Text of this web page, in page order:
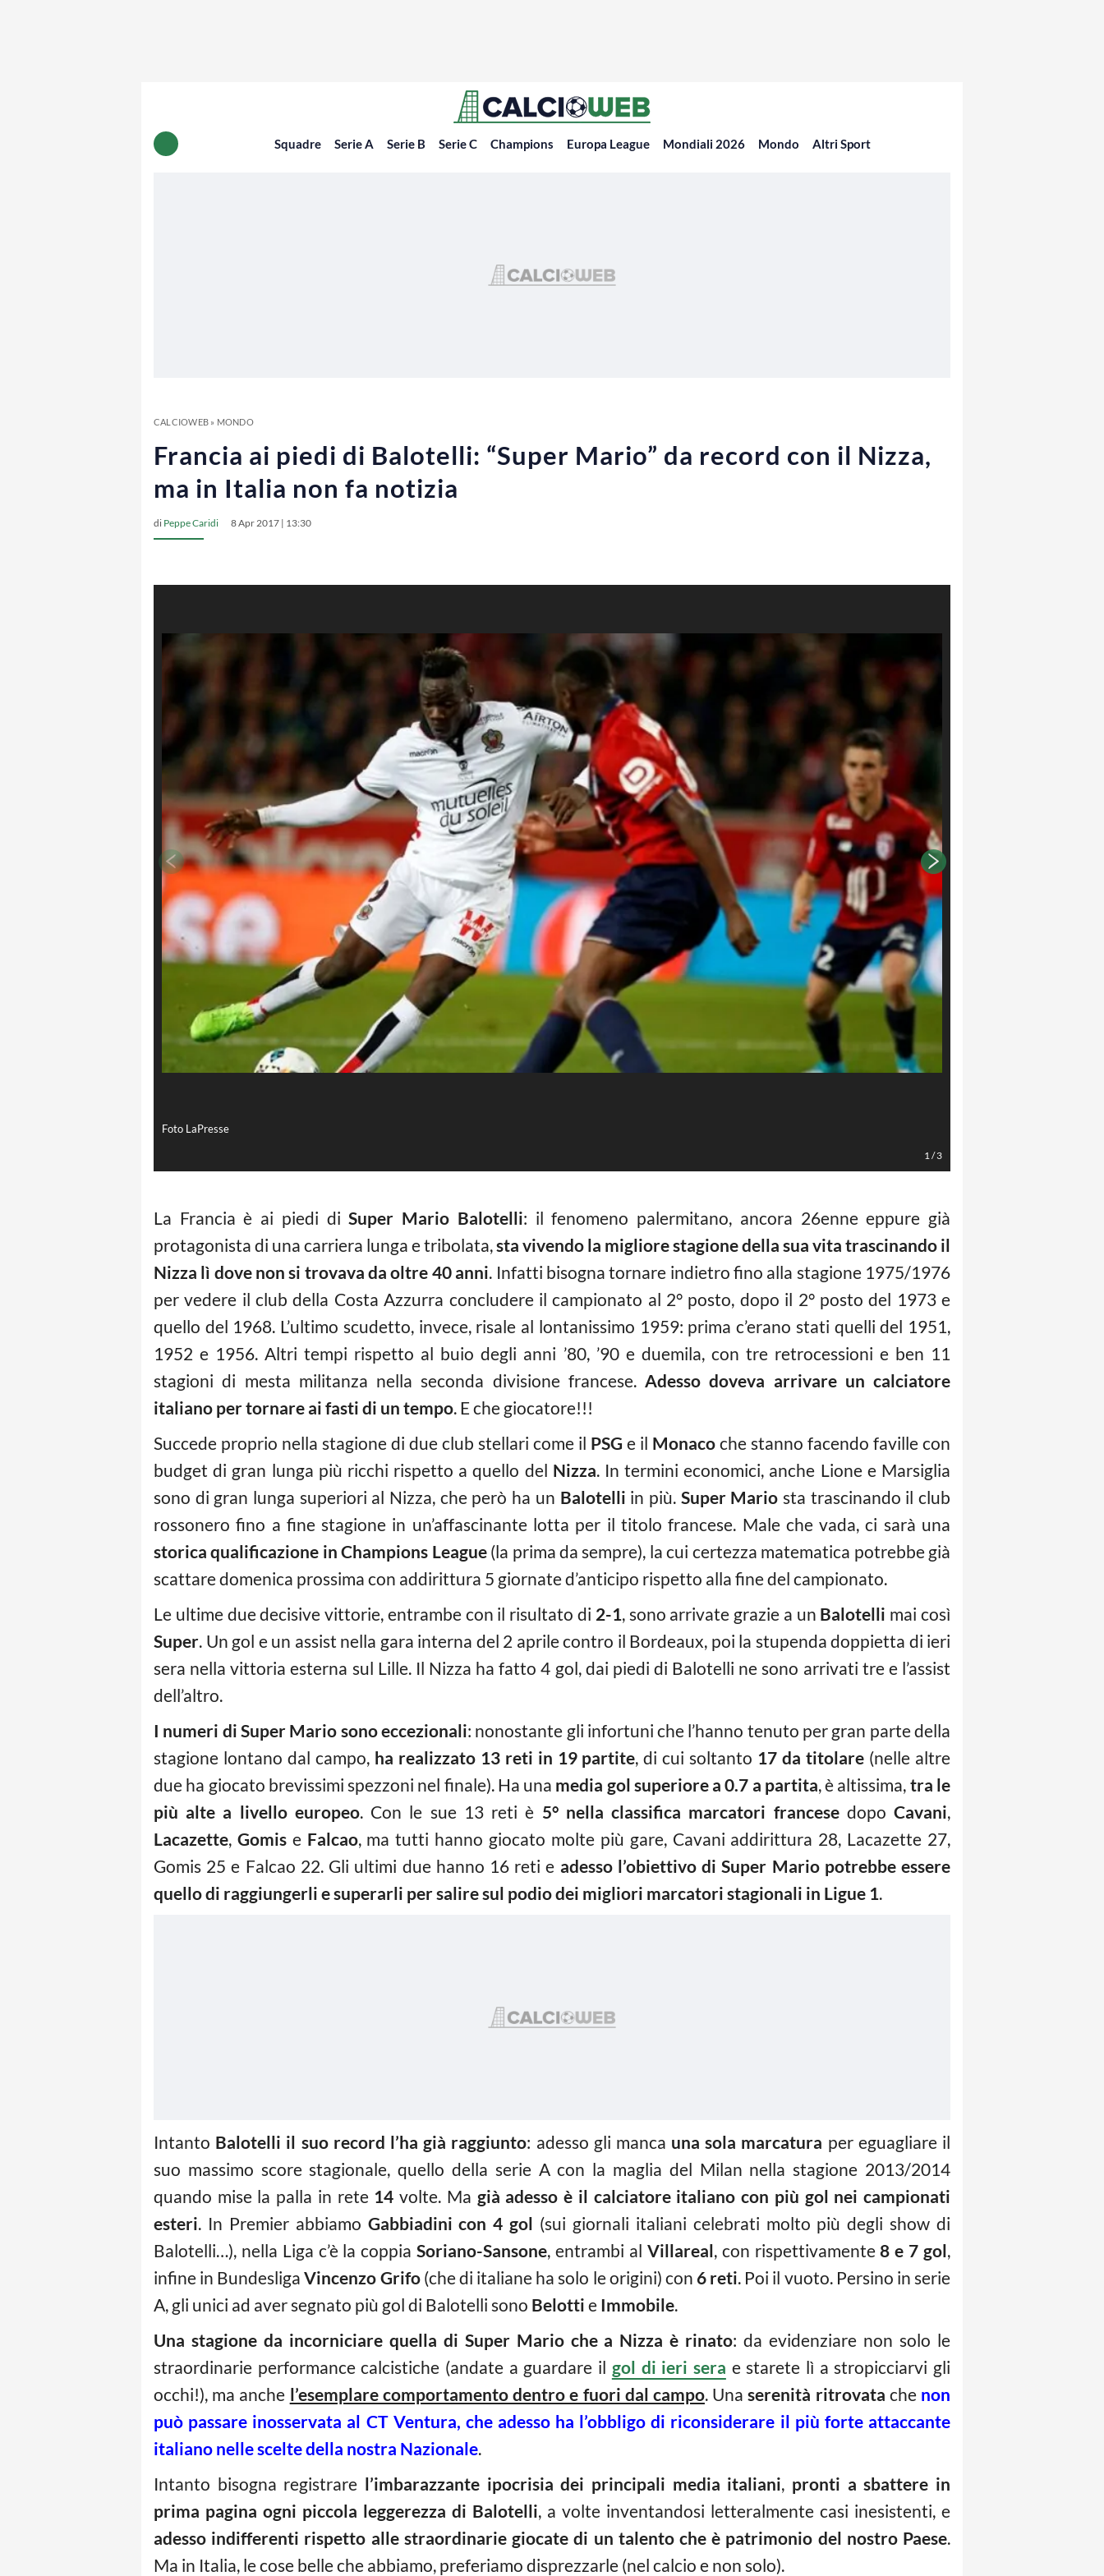
Squadre Serie A Serie B Serie C Champions Europa League Mondiali 2026 Mondo Altri Sport
CALCIOWEB» MONDO
Francia ai piedi di Balotelli: “Super Mario” da record con il Nizza,
ma in Italia non fa notizia
di Peppe Caridi 8 Apr 2017 | 13:30
Foto LaPresse
1/3
La Francia è ai piedi diSuper Mario Balotelli: il fenomeno palermitano, ancora 26enne eppure già
protagonista di una carriera lunga e tribolata,sta vivendo la migliore stagione della sua vita trascinando il
Nizza lì dove non si trovava da oltre 40 anni. Infatti bisogna tornare indietro fino alla stagione 1975/1976
per vedere il club della Costa Azzurra concludere il campionato al 2° posto, dopo il 2° posto del 1973 e
quello del 1968. L’ultimo scudetto, invece, risale al lontanissimo 1959: prima c’erano stati quelli del 1951,
1952 e 1956. Altri tempi rispetto al buio degli anni ’80, ’90 e duemila, con tre retrocessioni e ben 11
stagioni di mesta militanza nella seconda divisione francese. Adesso doveva arrivare un calciatore
italiano per tornare ai fasti di un tempo. E che giocatore!!!
Succede proprio nella stagione di due club stellari come il PSG e il Monaco che stanno facendo faville con
budget di gran lunga più ricchi rispetto a quello del Nizza. In termini economici, anche Lione e Marsiglia
sono di gran lunga superiori al Nizza, che però ha un Balotelli in più. Super Mario sta trascinando il club
rossonero fino a fine stagione in un’affascinante lotta per il titolo francese. Male che vada, ci sarà una
storica qualificazione in Champions League(la prima da sempre), la cui certezza matematica potrebbe già
scattare domenica prossima con addirittura 5 giornate d’anticipo rispetto alla fine del campionato.
Le ultime due decisive vittorie, entrambe con il risultato di 2-1, sono arrivate grazie a un Balotelli mai così
Super. Un gol e un assist nella gara interna del 2 aprile contro il Bordeaux, poi la stupenda doppietta di ieri
sera nella vittoria esterna sul Lille. Il Nizza ha fatto 4 gol, dai piedi di Balotelli ne sono arrivati tre e l’assist
dell’altro.
I numeri di Super Mario sono eccezionali: nonostante gli infortuni che l’hanno tenuto per gran parte della
stagione lontano dal campo, ha realizzato 13 reti in 19 partite, di cui soltanto 17 da titolare (nelle altre
due ha giocato brevissimi spezzoni nel finale). Ha una media gol superiore a 0.7 a partita, è altissima, tra le
più alte a livello europeo. Con le sue 13 reti è 5° nella classifica marcatori francesedopoCavani,
Lacazette, Gomise Falcao, ma tutti hanno giocato molte più gare, Cavani addirittura 28, Lacazette 27,
Gomis 25 e Falcao 22. Gli ultimi due hanno 16 reti e adesso l’obiettivo di Super Mario potrebbe essere
quello di raggiungerli e superarli per salire sul podio dei migliori marcatori stagionali in Ligue 1.
Intanto Balotelli il suo record l’ha già raggiunto: adesso gli manca una sola marcatura per eguagliare il
suo massimo score stagionale, quello della serie A con la maglia del Milan nella stagione 2013/2014
quando mise la palla in rete 14 volte. Ma già adesso è il calciatore italiano con più gol nei campionati
esteri. In Premier abbiamo Gabbiadini con 4 gol (sui giornali italiani celebrati molto più degli show di
Balotelli…), nella Liga c’è la coppiaSoriano-Sansone, entrambi al Villareal, con rispettivamente8 e 7 gol,
infine in BundesligaVincenzo Grifo(che di italiane ha solo le origini) con 6 reti. Poi il vuoto. Persino in serie
A, gli unici ad aver segnato più gol di Balotelli sono Belotti e Immobile.
Una stagione da incorniciare quella di Super Mario che a Nizza è rinato: da evidenziare non solo le
straordinarie performance calcistiche (andate a guardare il gol di ieri sera e starete lì a stropicciarvi gli
occhi!), ma anche l’esemplare comportamento dentro e fuori dal campo. Unaserenità ritrovata che non
può passare inosservata al CT Ventura, che adesso ha l’obbligo di riconsiderare il più forte attaccante
italiano nelle scelte della nostra Nazionale.
Intanto bisogna registrare l’imbarazzante ipocrisia dei principali media italiani, pronti a sbattere in
prima pagina ogni piccola leggerezza di Balotelli, a volte inventandosi letteralmente casi inesistenti, e
adesso indifferenti rispetto alle straordinarie giocate di un talento che è patrimonio del nostro Paese.
Ma in Italia, le cose belle che abbiamo, preferiamo disprezzarle (nel calcio e non solo).